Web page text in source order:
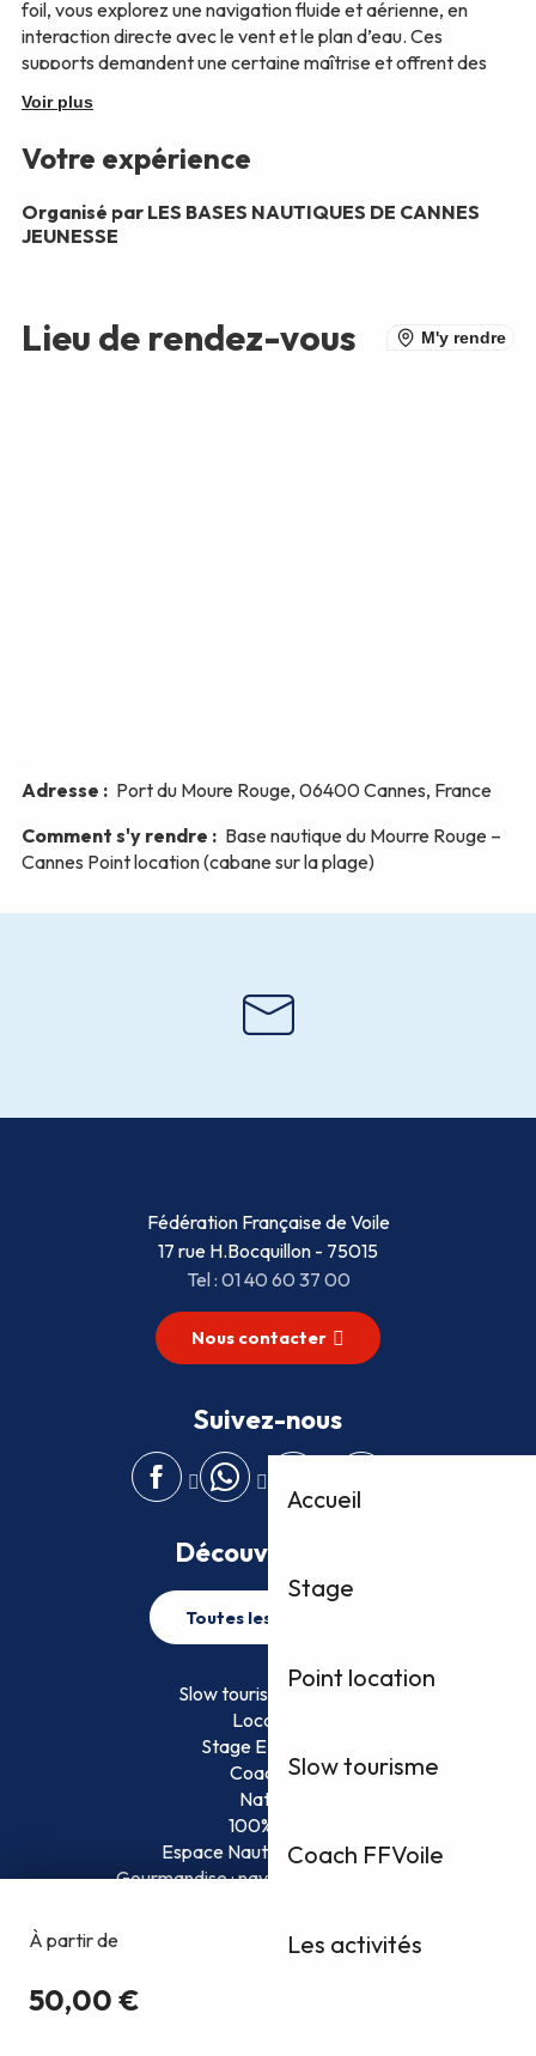
Accueil
Stage
Point location
Slow tourisme
Coach FFVoile
Les activités
Fédération Française de Voile
17 rue H.Bocquillon - 75015
Tel : 01 40 60 37 00
Nous contacter
Suivez-nous
Découvrez plus
Toutes les activités
Slow tourisme FFVoile
Location
Stage EFVoile
Coaching
Nature
100% Fun
Espace Nautique Surveillé
Gourmandise : naviguez et savourez !
Copyright @2026